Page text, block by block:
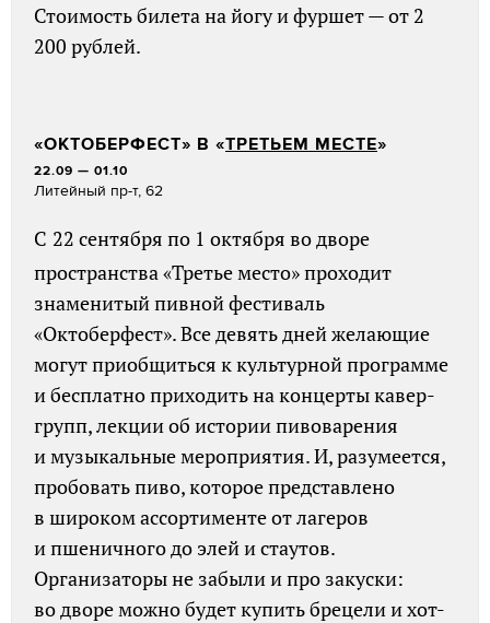
Стоимость билета на йогу и фуршет — от 2
200 рублей.
«ОКТОБЕРФЕСТ» В «ТРЕТЬЕМ МЕСТЕ»
22.09 — 01.10
Литейный пр-т, 62
С 22 сентября по 1 октября во дворе
пространства «Третье место» проходит
знаменитый пивной фестиваль
«Октоберфест». Все девять дней желающие
могут приобщиться к культурной программе
и бесплатно приходить на концерты кавер-
групп, лекции об истории пивоварения
и музыкальные мероприятия. И, разумеется,
пробовать пиво, которое представлено
в широком ассортименте от лагеров
и пшеничного до элей и стаутов.
Организаторы не забыли и про закуски:
во дворе можно будет купить брецели и хот-